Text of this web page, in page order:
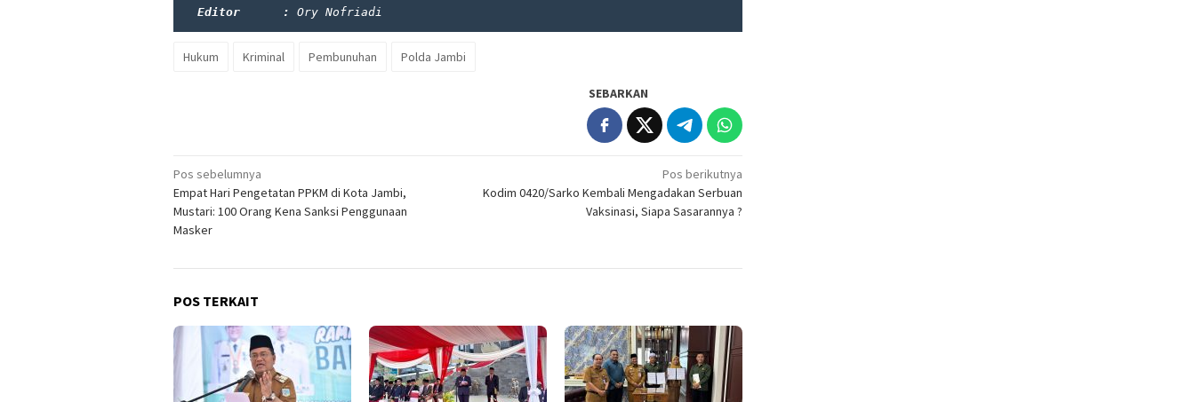
Editor      : Ory Nofriadi
Hukum Kriminal Pembunuhan Polda Jambi
SEBARKAN
Navigasi
pos
Pos sebelumnya
Empat Hari Pengetatan PPKM di Kota Jambi,
Mustari: 100 Orang Kena Sanksi Penggunaan
Masker
Pos berikutnya
Kodim 0420/Sarko Kembali Mengadakan Serbuan
Vaksinasi, Siapa Sasarannya ?
POS TERKAIT